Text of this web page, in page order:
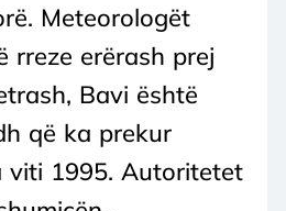
Meteorologët
rreze erërash prej
Bavi është
që ka prekur
viti 1995. Autoritetet